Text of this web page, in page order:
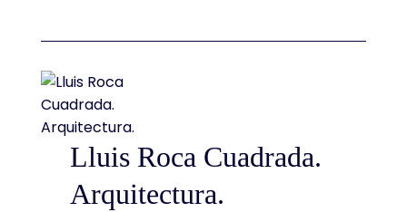
Lluis Roca Cuadrada.
Arquitectura.